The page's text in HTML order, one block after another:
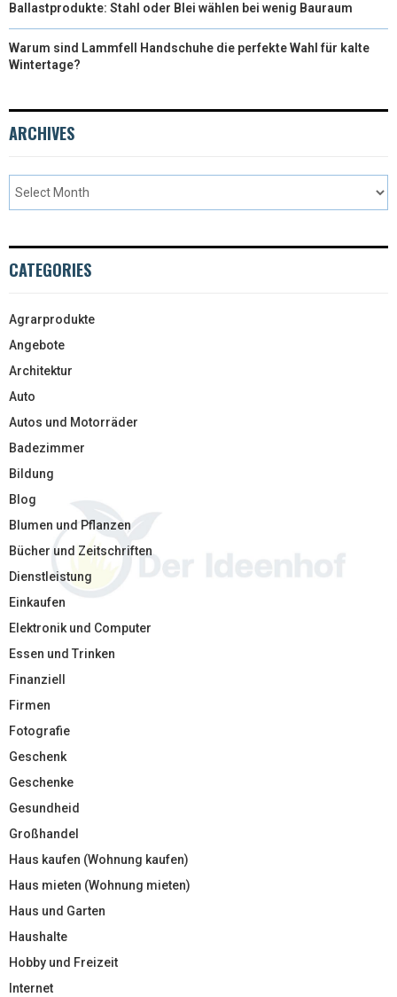
Ballastprodukte: Stahl oder Blei wählen bei wenig Bauraum
Warum sind Lammfell Handschuhe die perfekte Wahl für kalte
Wintertage?
ARCHIVES
CATEGORIES
Agrarprodukte
Angebote
Architektur
Auto
Autos und Motorräder
Badezimmer
Bildung
Blog
Blumen und Pflanzen
Bücher und Zeitschriften
Dienstleistung
Einkaufen
Elektronik und Computer
Essen und Trinken
Finanziell
Firmen
Fotografie
Geschenk
Geschenke
Gesundheid
Großhandel
Haus kaufen (Wohnung kaufen)
Haus mieten (Wohnung mieten)
Haus und Garten
Haushalte
Hobby und Freizeit
Internet